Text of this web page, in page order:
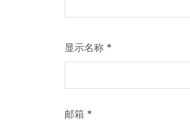
显示名称 *
邮箱 *